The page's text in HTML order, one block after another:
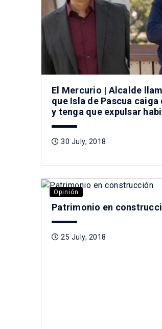
El Mercurio | Alcalde
que Isla de Pascua
y tenga que expulsar
30 July, 2018
Opinión
Patrimonio en
25 July, 2018